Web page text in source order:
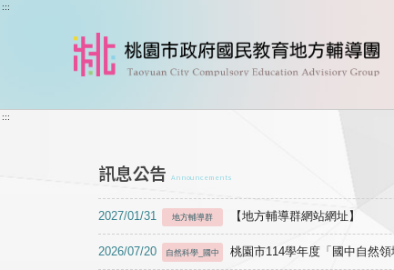
跳到主要內容
:::
:::
訊息公告 Announcements
2027/01/31 地方輔導群 【地方輔導群網站網址】
2026/07/20 自然科學_國中 桃園市114學年度「國中自然